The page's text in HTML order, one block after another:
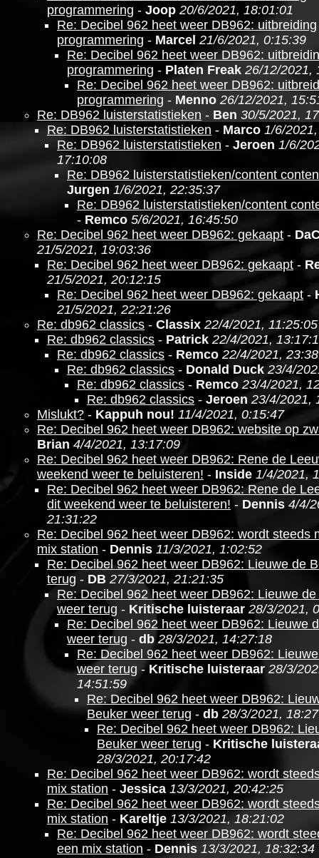
programmering - Joop 20/6/2021, 18:01:01
Re: Decibel 962 heet weer DB962: uitbreiding
programmering - Marcel 21/6/2021, 0:15:39
Re: Decibel 962 heet weer DB962:
programmering - Platen Freak 26/12/2021,
Re: Decibel 962 heet weer DB962:
programmering - Menno 26/12/2021,
Re: DB962 luisterstatistieken - Ben 30/5/2021,
Re: DB962 luisterstatistieken - Marco 1/6/
Re: DB962 luisterstatistieken - Jeroen 1/6/
17:10:08
Re: DB962 luisterstatistieken/content
Jurgen 1/6/2021, 22:35:37
Re: DB962 luisterstatistieken/content
- Remco 5/6/2021, 16:45:50
Re: Decibel 962 heet weer DB962: gekaapt -
21/5/2021, 19:03:36
Re: Decibel 962 heet weer DB962: gekaapt -
21/5/2021, 20:12:15
Re: Decibel 962 heet weer DB962: gekaapt -
21/5/2021, 22:21:26
Re: db962 classics - Classix 22/4/2021, 11:25:05
Re: db962 classics - Patrick 22/4/2021,
Re: db962 classics - Remco 22/4/2021,
Re: db962 classics - Donald Duck 23/4/
Re: db962 classics - Remco 23/4/2021,
Re: db962 classics - Jeroen 23/4/2021,
Mislukt? - Kappuh nou! 11/4/2021, 0:15:47
Re: Decibel 962 heet weer DB962: website op
Brian 4/4/2021, 13:17:09
Re: Decibel 962 heet weer DB962: Rene de
weekend weer te beluisteren! - Inside 1/4/2021,
Re: Decibel 962 heet weer DB962: Rene de
dit weekend weer te beluisteren! - Dennis 4/4/
21:31:22
Re: Decibel 962 heet weer DB962: wordt steeds
mix station - Dennis 11/3/2021, 1:02:52
Re: Decibel 962 heet weer DB962: Lieuwe de
terug - DB 27/3/2021, 21:21:35
Re: Decibel 962 heet weer DB962: Lieuwe
weer terug - Kritische luisteraar 28/3/2021,
Re: Decibel 962 heet weer DB962: Lieuwe
weer terug - db 28/3/2021, 14:27:18
Re: Decibel 962 heet weer DB962:
weer terug - Kritische luisteraar 28/3/
14:51:59
Re: Decibel 962 heet weer DB962:
Beuker weer terug - db 28/3/2021,
Re: Decibel 962 heet weer DB962:
Beuker weer terug - Kritische
28/3/2021, 20:17:42
Re: Decibel 962 heet weer DB962: wordt
mix station - Jessica 13/3/2021, 20:42:25
Re: Decibel 962 heet weer DB962: wordt
mix station - Kareltje 13/3/2021, 18:21:02
Re: Decibel 962 heet weer DB962: wordt
een mix station - Dennis 13/3/2021, 18:32:34